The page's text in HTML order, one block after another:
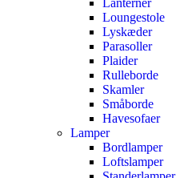
Lanterner
Loungestole
Lyskæder
Parasoller
Plaider
Rulleborde
Skamler
Småborde
Havesofaer
Lamper
Bordlamper
Loftslamper